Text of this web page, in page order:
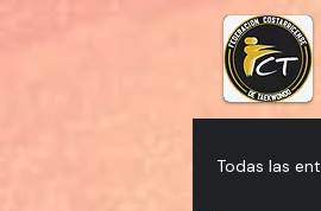
Todas las